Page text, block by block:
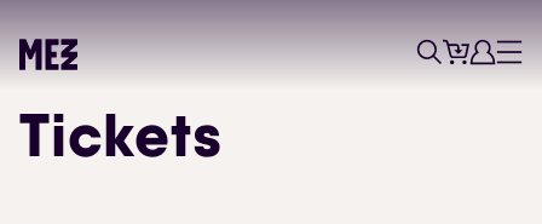
ZoekTicketsAccount
Menu
Tickets